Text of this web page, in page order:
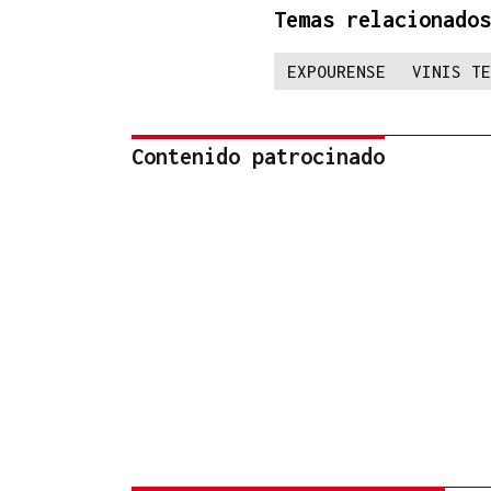
Temas relacionados
EXPOURENSE VINIS
Contenido patrocinado